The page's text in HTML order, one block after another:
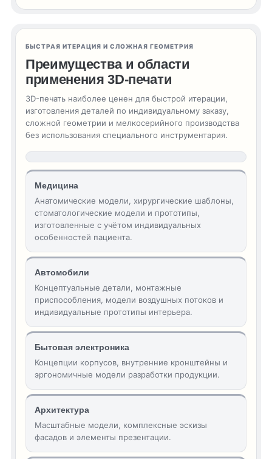
БЫСТРАЯ ИТЕРАЦИЯ И СЛОЖНАЯ ГЕОМЕТРИЯ
Преимущества и области
применения 3D-печати
3D-печать наиболее ценен для быстрой итерации,
изготовления деталей по индивидуальному заказу,
сложной геометрии и мелкосерийного производства
без использования специального инструментария.
Медицина
Анатомические модели, хирургические шаблоны,
стоматологические модели и прототипы,
изготовленные с учётом индивидуальных
особенностей пациента.
Автомобили
Концептуальные детали, монтажные
приспособления, модели воздушных потоков и
индивидуальные прототипы интерьера.
Бытовая электроника
Концепции корпусов, внутренние кронштейны и
эргономичные модели разработки продукции.
Архитектура
Масштабные модели, комплексные эскизы
фасадов и элементы презентации.